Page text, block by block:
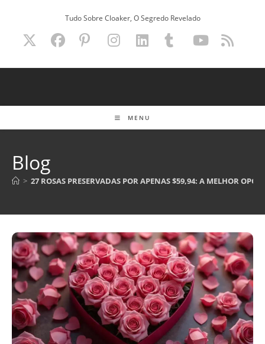
Tudo Sobre Cloaker, O Segredo Revelado
MENU
Blog
> 27 ROSAS PRESERVADAS POR APENAS $59,94: A MELHOR